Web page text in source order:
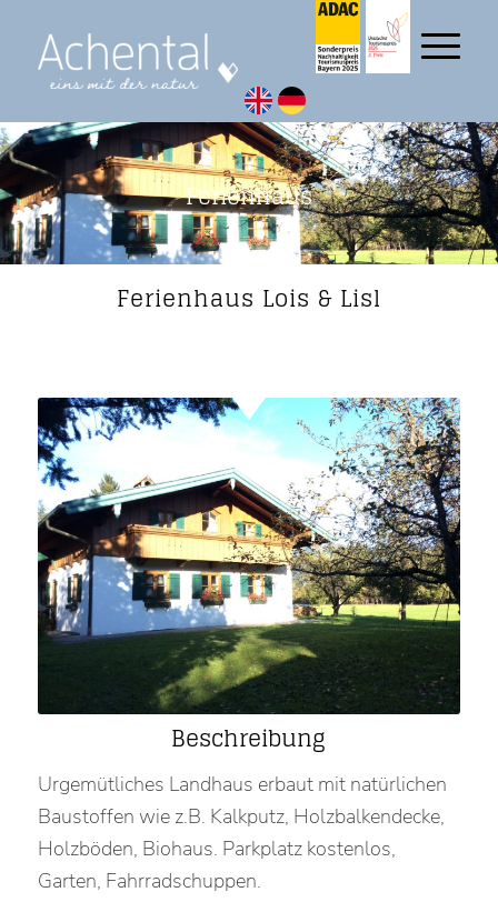
Ferienhaus
Ferienhaus Lois & Lisl
Beschreibung
Urgemütliches Landhaus erbaut mit natürlichen
Baustoffen wie z.B. Kalkputz, Holzbalkendecke,
Holzböden, Biohaus. Parkplatz kostenlos,
Garten, Fahrradschuppen.